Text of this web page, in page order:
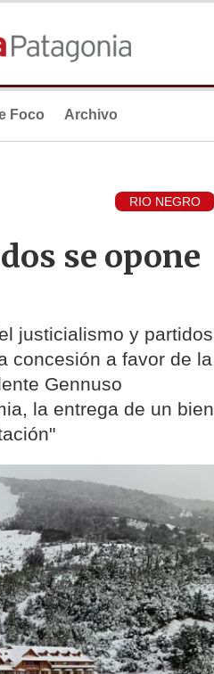
Foco Archivo
RIO NEGRO
se opone
justicialismo y partidos
concesión a favor de la
Gennuso
la entrega de un bien